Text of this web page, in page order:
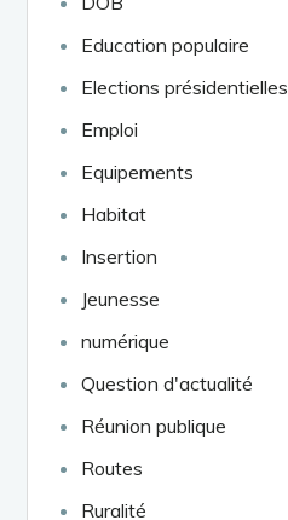
Education populaire
Elections présidentielles
Emploi
Equipements
Habitat
Insertion
Jeunesse
numérique
Question d'actualité
Réunion publique
Routes
Ruralité